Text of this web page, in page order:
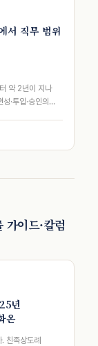
약 2년이 지나
·투입·승인의
이드·칼럼
년
온
친족상도례